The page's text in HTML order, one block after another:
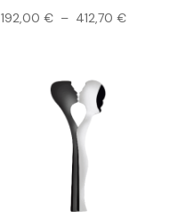
192,00€ – 412,70€Plage